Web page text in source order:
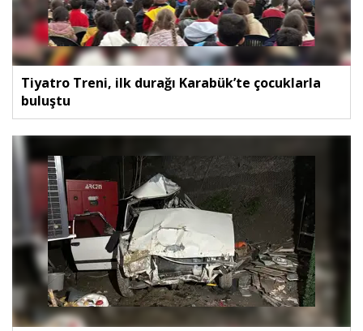
Tiyatro Treni, ilk durağı Karabük’te çocuklarla
buluştu